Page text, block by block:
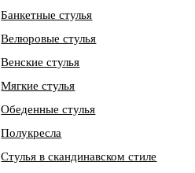
Банкетные стулья
Велюровые стулья
Венские стулья
Мягкие стулья
Обеденные стулья
Полукресла
Стулья в скандинавском стиле